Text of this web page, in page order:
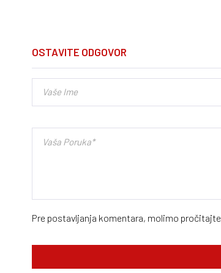
OSTAVITE ODGOVOR
Pre postavljanja komentara, molimo pročitajte